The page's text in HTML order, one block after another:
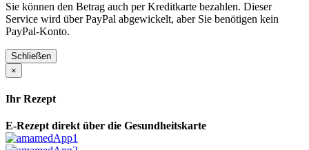
Sie können den Betrag auch per Kreditkarte bezahlen. Dieser
Service wird über PayPal abgewickelt, aber Sie benötigen kein
PayPal-Konto.
Schließen
×
Ihr Rezept
E-Rezept direkt über die Gesundheitskarte